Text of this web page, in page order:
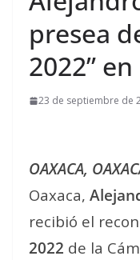
presea
2022” en
23 de septiembre de
OAXACA,
Oaxaca,
recibió el
2022 de la